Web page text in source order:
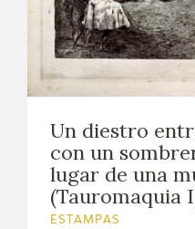
PROGRAMACIÓN
EXPOSICIONES
ACTIVIDADES
ACTUALIDAD
Un diestro
con un
lugar de una
(Tauromaquia
ESTAMPAS